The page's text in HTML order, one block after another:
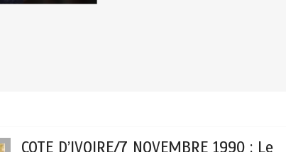
COTE D’IVOIRE/7 NOVEMBRE 1990 : Le